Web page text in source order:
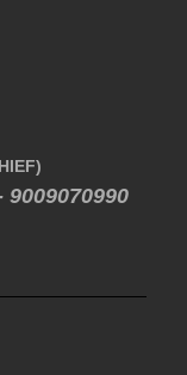
9009070990